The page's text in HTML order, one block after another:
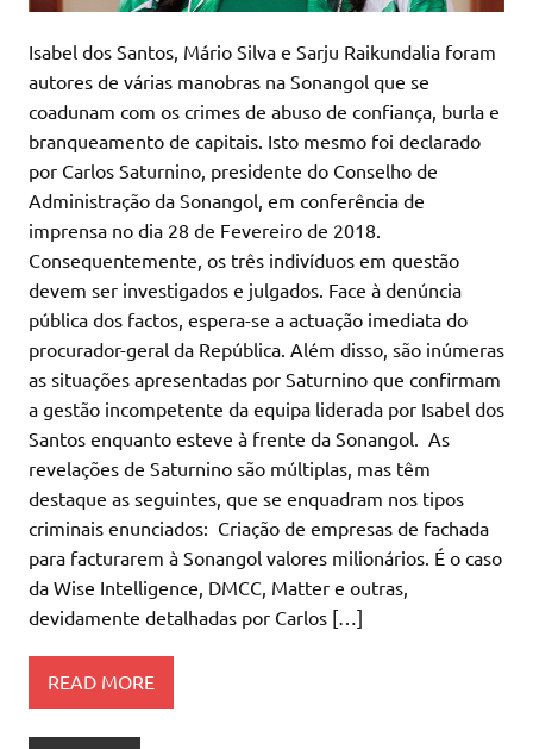
Isabel dos Santos, Mário Silva e Sarju Raikundalia foram
autores de várias manobras na Sonangol que se
coadunam com os crimes de abuso de confiança, burla e
branqueamento de capitais. Isto mesmo foi declarado
por Carlos Saturnino, presidente do Conselho de
Administração da Sonangol, em conferência de
imprensa no dia 28 de Fevereiro de 2018.
Consequentemente, os três indivíduos em questão
devem ser investigados e julgados. Face à denúncia
pública dos factos, espera-se a actuação imediata do
procurador-geral da República. Além disso, são inúmeras
as situações apresentadas por Saturnino que confirmam
a gestão incompetente da equipa liderada por Isabel dos
Santos enquanto esteve à frente da Sonangol. As
revelações de Saturnino são múltiplas, mas têm
destaque as seguintes, que se enquadram nos tipos
criminais enunciados: Criação de empresas de fachada
para facturarem à Sonangol valores milionários. É o caso
da Wise Intelligence, DMCC, Matter e outras,
devidamente detalhadas por Carlos […]
READ MORE